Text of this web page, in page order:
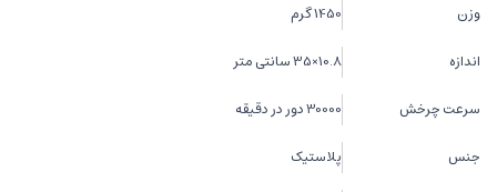
وزن 1450 گرم
اندازه 10.8×35 سانتی متر
سرعت چرخش 30000 دور در دقیقه
جنس پلاستیک